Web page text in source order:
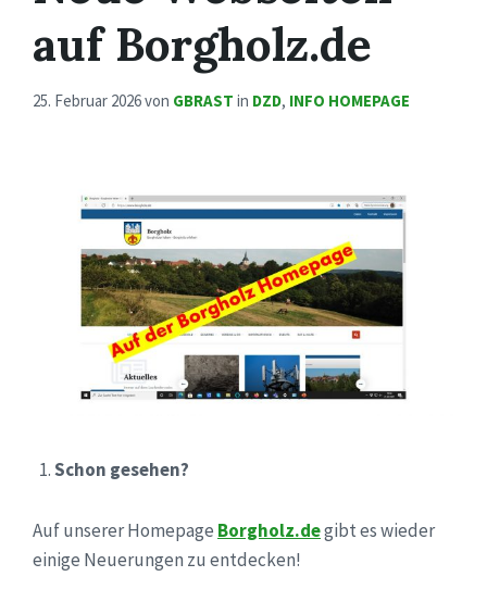
auf Borgholz.de
25. Februar 2026von GBRAST in DZD, INFO HOMEPAGE
Schon gesehen?
Auf unserer Homepage Borgholz.degibt es wieder
einige Neuerungen zu entdecken!